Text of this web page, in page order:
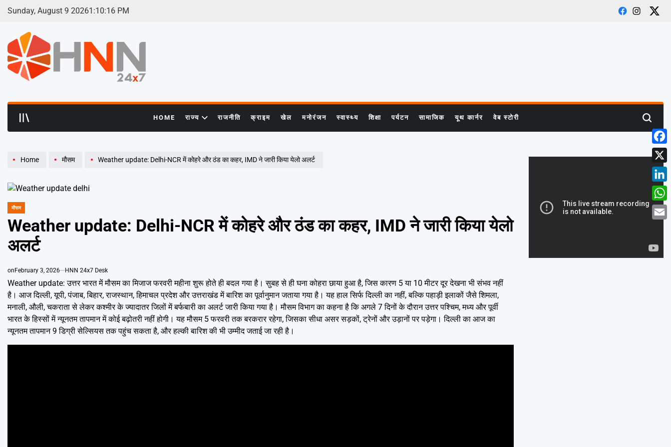
Skip
Sunday, August 9 20261 :10:16 PM
FacebookX
HOME राज्य राजनीति क्राइम खेल मनोरंजन स्वास्थ्य शिक्षा पर्यटन सामाजिक यूथ कार्नर वेब स्टोरी Search
Home मौसम Weather update: Delhi-NCR में कोहरे और ठंड का कहर, IMD ने जारी किया येलो अलर्ट
POSTED
मौसम
Weather update: Delhi-NCR में कोहरे और ठंड का कहर, IMD ने जारी किया येलो
अलर्ट
onFebruary 3, 2026 HNN 24x7 Desk
Weather update: उत्तर भारत में मौसम का मिजाज फरवरी महीना शुरू होते ही बदल गया है। सुबह से ही घना कोहरा छाया हुआ है, जिस कारण 5 या 10 मीटर दूर देखना भी संभव नहीं
है। आज दिल्ली, यूपी, पंजाब, बिहार, राजस्थान, हिमाचल प्रदेश और उत्तराखंड में बारिश का पूर्वानुमान जताया गया है। यह हाल सिर्फ दिल्ली का नहीं, बल्कि पहाड़ी इलाकों जैसे शिमला,
मनाली, औली, चकराता से लेकर कश्मीर के ज्यादातर जिलों में बर्फबारी का अलर्ट जारी किया गया है। मौसम विभाग का कहना है कि अगले 7 दिनों के दौरान उत्तर पश्चिम, मध्य और पूर्वी
भारत के हिस्सों में न्यूनतम तापमान में कोई बढ़ोतरी नहीं होगी। यह मौसम 5 फरवरी तक बरकरार रहेगा, जिसका सीधा असर सड़कों, ट्रेनों और उड़ानों पर पड़ेगा। दिल्ली का आज का
न्यूनतम तापमान 9 डिग्री सेल्सियस तक पहुंच सकता है, और हल्की बारिश की भी उम्मीद जताई जा रही है।
X